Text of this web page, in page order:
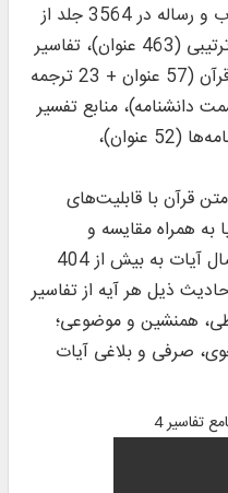
ارائه متن 903 عنوان کتاب و رساله در 3564 جلد از
منابع مهم قرآنی، همچون: تفاسیر ترتیبی (463 عنوان)، تفاسیر
موضوعی (72 عنوان)، ترجمه‌های قرآن (57 عنوان + 23 ترجمه
در قسمت دانشنامه)، منابع تفسیر
و علوم قرآنی (319 عنوان)، فرهنگنامه‌ها (52 عنوان)،
قرآن با قابلیت‌های
به 33 زبان دنیا به همراه مقایسه و
ترازبندی بین ترجمه‌ها و آیات؛ اتصال آیات به بیش از 404
ذیل هر آیه از تفاسیر
همنشین و موضوعی؛
صرفی و بلاغی آیات
تفاسیر 4